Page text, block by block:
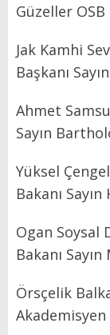
Güzeller OSB
Jak Kamhi
Başkanı
Ahmet
Sayın
Yüksel
Bakanı
Ogan Soysal
Bakanı
Örsçelik
Akademisyen